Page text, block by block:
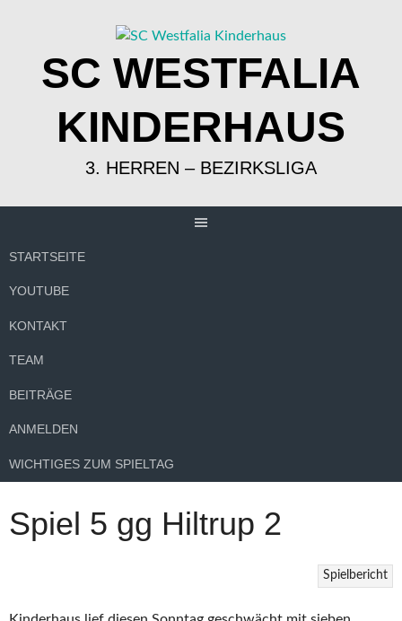
SC WESTFALIA
KINDERHAUS
3. HERREN – BEZIRKSLIGA
STARTSEITE
YOUTUBE
KONTAKT
TEAM
BEITRÄGE
ANMELDEN
WICHTIGES ZUM SPIELTAG
Spiel 5 gg Hiltrup 2
Spielbericht